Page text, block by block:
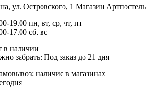
ул. Островского, 1 Магазин Артпостель
19.00 пн, вт, ср, чт, пт
17.00 сб, вс
в наличии
забрать: Под заказ до 21 дня
наличие в магазинах